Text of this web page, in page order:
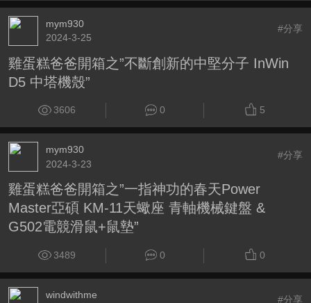
mym930
2024-3-25
#分享
雞蛋糕爸爸開箱之”不斷創新的中堅分子 InWin
D5 中塔機殼”
3606 0 5
mym930
2024-3-23
#分享
雞蛋糕爸爸開箱之”一指神功的春天Power
Master亞碩 KM-11天蠍座 青軸機械鍵盤 &
G502電競滑鼠+鼠墊”
3489 0 0
windwithme
#分享